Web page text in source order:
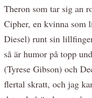
Theron som tar sig an
Cipher, en kvinna
Diesel) runt sin
så är humor på topp
(Tyrese Gibson) och
flertal skratt, och jag